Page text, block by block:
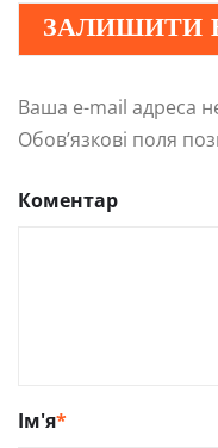
ЗАЛИШИТИ
Ваша e-mail адреса
Обов’язкові поля
Коментар
Ім'я*